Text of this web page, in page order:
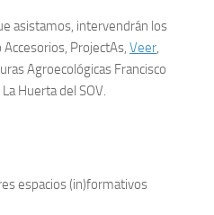
asistamos, intervendrán los
Accesorios, ProjectAs, Veer,
Agroecológicas Francisco
Huerta del SOV.
espacios (in)formativos